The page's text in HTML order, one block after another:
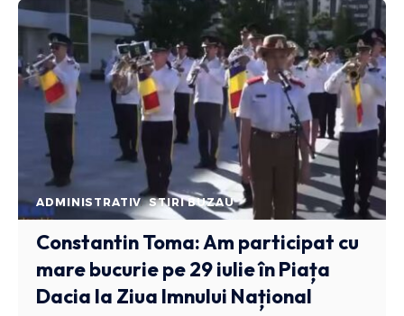
ADMINISTRATIV STIRI BUZAU
Constantin Toma: Am participat cu
mare bucurie pe 29 iulie în Piața
Dacia la Ziua Imnului Național